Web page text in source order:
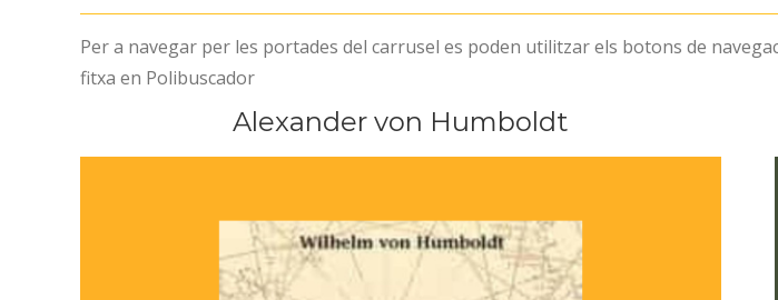
Per a navegar per les portades del carrusel es poden utilitzar els botons de
fitxa en Polibuscador
Alexander von Humboldt